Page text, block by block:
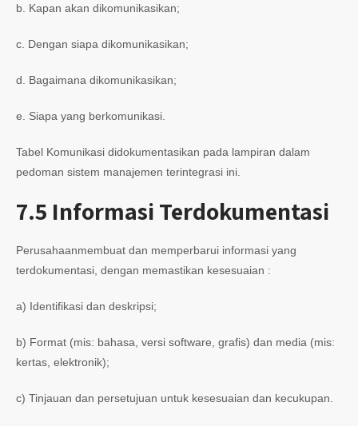
b. Kapan akan dikomunikasikan;
c. Dengan siapa dikomunikasikan;
d. Bagaimana dikomunikasikan;
e. Siapa yang berkomunikasi.
Tabel Komunikasi didokumentasikan pada lampiran dalam
pedoman sistem manajemen terintegrasi ini.
7.5 Informasi Terdokumentasi
Perusahaanmembuat dan memperbarui informasi yang
terdokumentasi, dengan memastikan kesesuaian :
a) Identifikasi dan deskripsi;
b) Format (mis: bahasa, versi software, grafis) dan media (mis:
kertas, elektronik);
c) Tinjauan dan persetujuan untuk kesesuaian dan kecukupan.